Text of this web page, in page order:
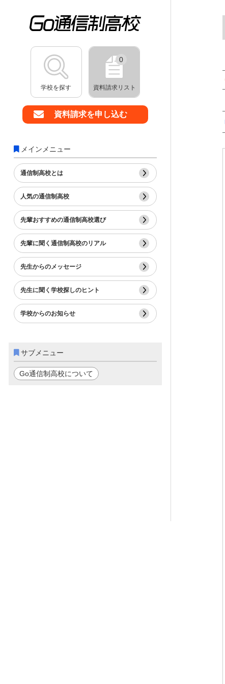
学校を探す
0
資料請求リスト
資料請求を申し込む
メインメニュー
通信制高校とは
人気の通信制高校
先輩おすすめの通信制高校選び
先輩に聞く通信制高校のリアル
先生からのメッセージ
先生に聞く学校探しのヒント
学校からのお知らせ
サブメニュー
Go通信制高校について